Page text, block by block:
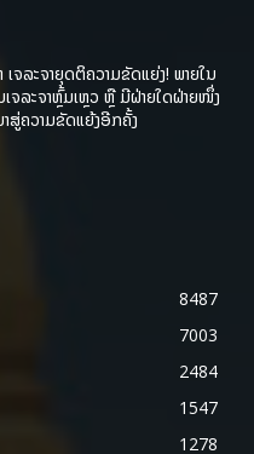
ເຈລະຈາຍຸດຕິຄວາມຂັດແຍ່ງ! ພາຍໃນ
ຈລະຈາຫຼົ້ມເຫຼວ ຫຼື ມີຝ່າຍໃດຝ່າຍໜຶ່ງ
ສູ່ຄວາມຂັດແຍ້ງອີກຄັ້ງ
8487
7003
2484
1547
1278